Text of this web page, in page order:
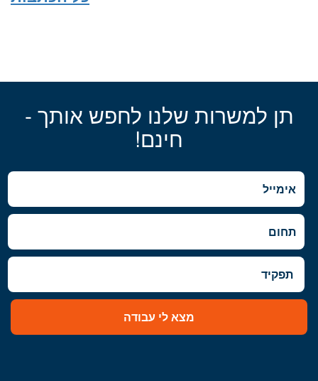
תן למשרות שלנו לחפש אותך -
חינם!
מצא לי עבודה